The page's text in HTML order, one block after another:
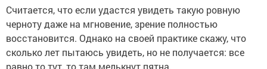
Считается, что если удастся увидеть такую ровную
черноту даже на мгновение, зрение полностью
восстановится. Однако на своей практике скажу, что
сколько лет пытаюсь увидеть, но не получается: все
равно то тут, то там мелькнут пятна.